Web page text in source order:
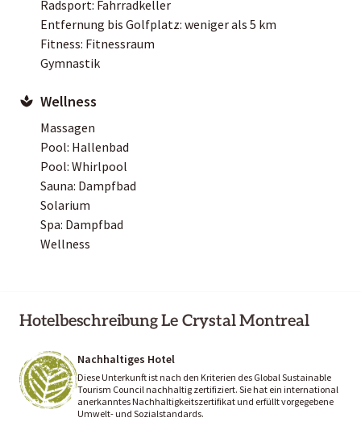
Radsport: Fahrradkeller
Entfernung bis Golfplatz: weniger als 5 km
Fitness: Fitnessraum
Gymnastik
Wellness
Massagen
Pool: Hallenbad
Pool: Whirlpool
Sauna: Dampfbad
Solarium
Spa: Dampfbad
Wellness
Hotelbeschreibung Le Crystal Montreal
Nachhaltiges Hotel
Diese Unterkunft ist nach den Kriterien des Global Sustainable
Tourism Council nachhaltig zertifiziert. Sie hat ein international
anerkanntes Nachhaltigkeitszertifikat und erfüllt vorgegebene
Umwelt- und Sozialstandards.